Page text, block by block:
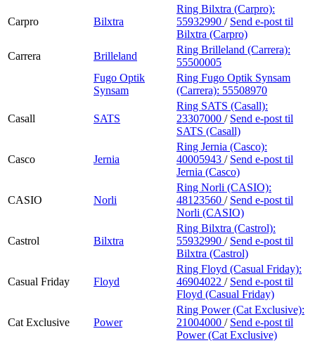
Carpro Bilxtra
Ring Bilxtra (Carpro):
55932990 / Send e-post til
Bilxtra (Carpro)
Carrera
Brilleland
Ring Brilleland (Carrera):
55500005
Fugo Optik
Synsam
Ring Fugo Optik Synsam
(Carrera): 55508970
Casall SATS
Ring SATS (Casall):
23307000 / Send e-post til
SATS (Casall)
Casco Jernia
Ring Jernia (Casco):
40005943 / Send e-post til
Jernia (Casco)
CASIO Norli
Ring Norli (CASIO):
48123560 / Send e-post til
Norli (CASIO)
Castrol Bilxtra
Ring Bilxtra (Castrol):
55932990 / Send e-post til
Bilxtra (Castrol)
Casual Friday Floyd
Ring Floyd (Casual Friday):
46904022 / Send e-post til
Floyd (Casual Friday)
Cat Exclusive Power
Ring Power (Cat Exclusive):
21004000 / Send e-post til
Power (Cat Exclusive)